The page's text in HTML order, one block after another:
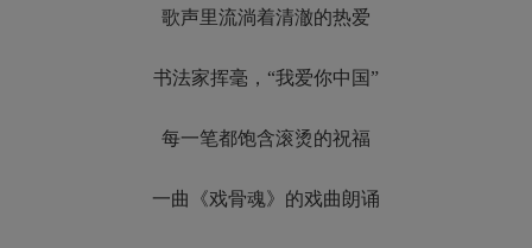
歌声里流淌着清澈的热爱
书法家挥毫，“我爱你中国”
每一笔都饱含滚烫的祝福
一曲《戏骨魂》的戏曲朗诵